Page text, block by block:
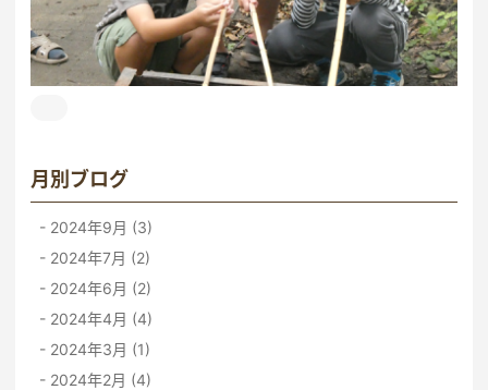
月別ブログ
2024年9月 (3)
2024年7月 (2)
2024年6月 (2)
2024年4月 (4)
2024年3月 (1)
2024年2月 (4)